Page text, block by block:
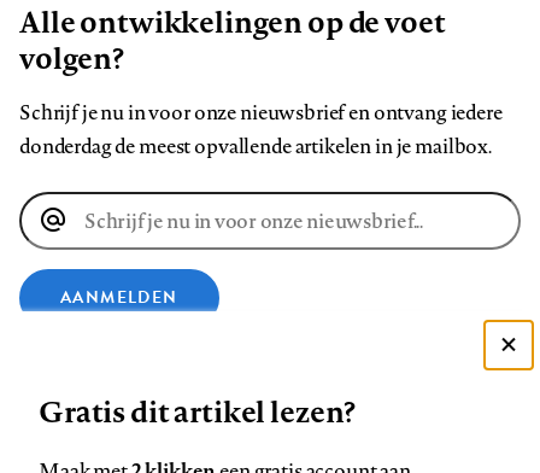
Alle ontwikkelingen op de voet
volgen?
Schrijf je nu in voor onze nieuwsbrief en ontvang iedere
donderdag de meest opvallende artikelen in je mailbox.
E-
mailadres
AANMELDEN
Zie onze cookie policy
Gratis dit artikel lezen?